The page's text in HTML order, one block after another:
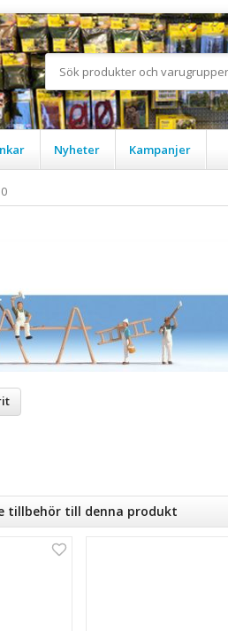
Nyheter Kampanjer
tillbehör till denna produkt